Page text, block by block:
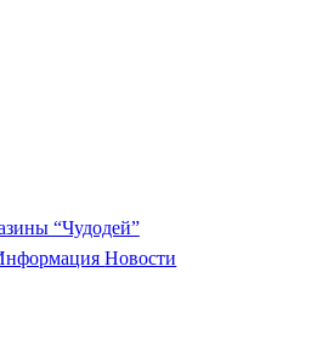
“Чудодей”
Новости